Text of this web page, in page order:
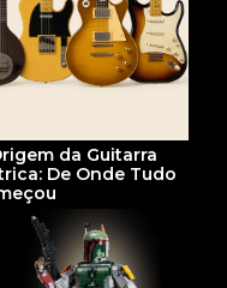
da Guitarra
De Onde Tudo